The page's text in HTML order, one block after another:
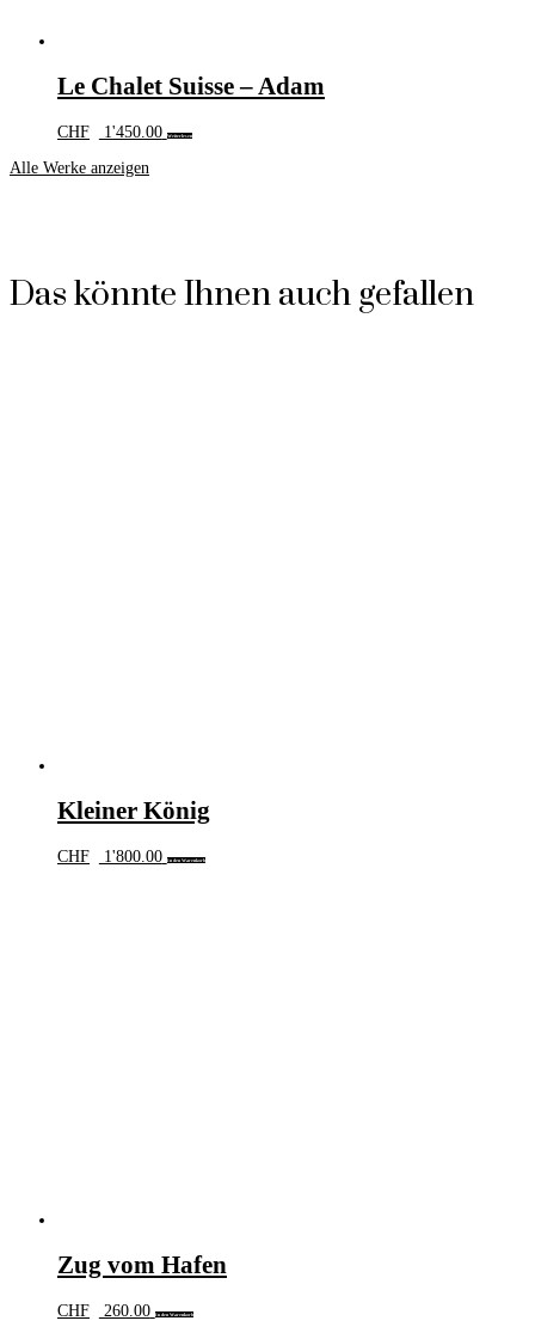
Le Chalet Suisse – Adam
CHF 1'450.00 Weiterlesen
Alle Werke anzeigen
Das könnte Ihnen auch gefallen
Kleiner König
CHF 1'800.00 In den Warenkorb
Zug vom Hafen
CHF 260.00 In den Warenkorb